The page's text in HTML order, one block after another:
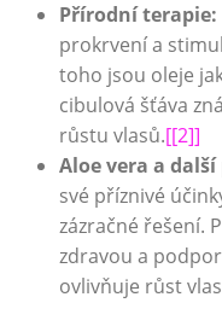
Přírodní terapie:
prokrvení a
toho jsou oleje
cibulová šťáva
růstu vlasů.[[2]]
Aloe vera a
své příznivé
zázračné řešení.
zdravou a
ovlivňuje růst